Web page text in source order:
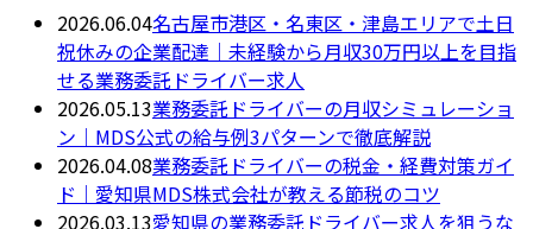
2026.06.04名古屋市港区・名東区・津島エリアで土日
祝休みの企業配達｜未経験から月収30万円以上を目指
せる業務委託ドライバー求人
2026.05.13業務委託ドライバーの月収シミュレーショ
ン｜MDS公式の給与例3パターンで徹底解説
2026.04.08業務委託ドライバーの税金・経費対策ガイ
ド｜愛知県MDS株式会社が教える節税のコツ
2026.03.13愛知県の業務委託ドライバー求人を狙うな